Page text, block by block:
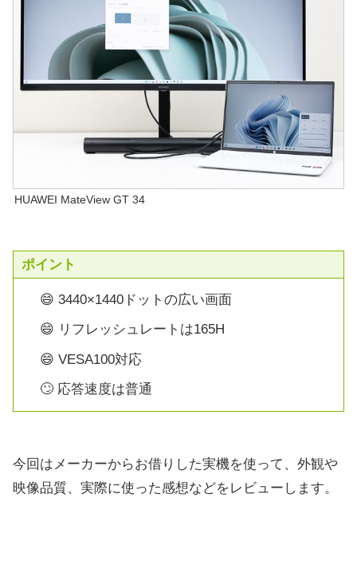
HUAWEI MateView GT 34
ポイント
😄 3440×1440ドットの広い画面
😄 リフレッシュレートは165H
😄 VESA100対応
🙄 応答速度は普通
今回はメーカーからお借りした実機を使って、外観や
映像品質、実際に使った感想などをレビューします。